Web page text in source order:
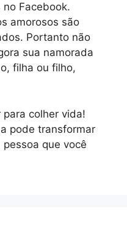
Facebook.
amorosos são
Portanto não
sua namorada
filha ou filho,
colher vida!
pode transformar
que você